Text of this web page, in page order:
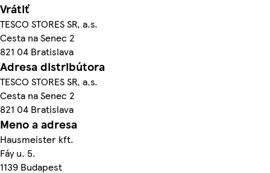
Vrátiť
TESCO STORES SR, a.s.
Cesta na Senec 2
821 04 Bratislava
Adresa distribútora
TESCO STORES SR, a.s.
Cesta na Senec 2
821 04 Bratislava
Meno a adresa
Hausmeister kft.
Fáy u. 5.
1139 Budapest